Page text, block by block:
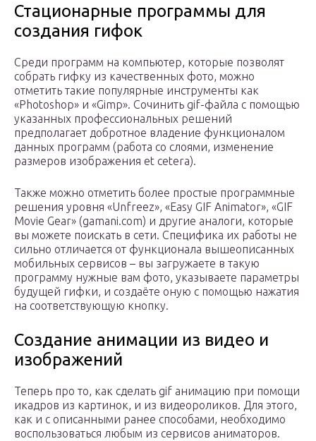
Стационарные программы для
создания гифок
Среди программ на компьютер, которые позволят
собрать гифку из качественных фото, можно
отметить такие популярные инструменты как
«Photoshop» и «Gimp». Сочинить gif-файла с помощью
указанных профессиональных решений
предполагает добротное владение функционалом
данных программ (работа со слоями, изменение
размеров изображения et cetera).
Также можно отметить более простые программные
решения уровня «Unfreez», «Easy GIF Animator», «GIF
Movie Gear» (gamani.com) и другие аналоги, которые
вы можете поискать в сети. Специфика их работы не
сильно отличается от функционала вышеописанных
мобильных сервисов – вы загружаете в такую
программу нужные вам фото, указываете параметры
будущей гифки, и создаёте оную с помощью нажатия
на соответствующую кнопку.
Создание анимации из видео и
изображений
Теперь про то, как сделать gif анимацию при помощи
икадров из картинок, и из видеороликов. Для этого,
как и с описанными ранее способами, необходимо
воспользоваться любым из сервисов аниматоров.